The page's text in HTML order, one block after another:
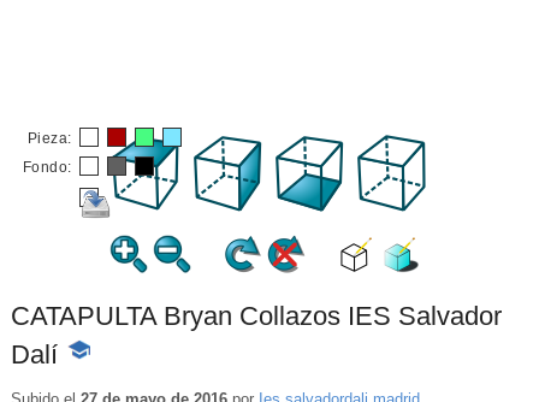
Pieza:
Fondo:
CATAPULTA Bryan Collazos IES Salvador
Dalí -